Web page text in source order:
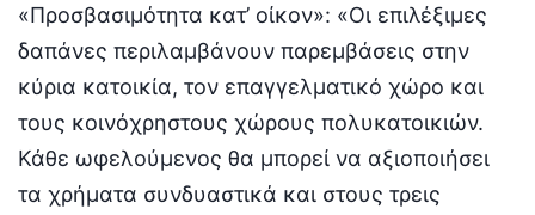
«Προσβασιμότητα κατ’ οίκον»: «Οι επιλέξιμες
δαπάνες περιλαμβάνουν παρεμβάσεις στην
κύρια κατοικία, τον επαγγελματικό χώρο και
τους κοινόχρηστους χώρους πολυκατοικιών.
Κάθε ωφελούμενος θα μπορεί να αξιοποιήσει
τα χρήματα συνδυαστικά και στους τρεις